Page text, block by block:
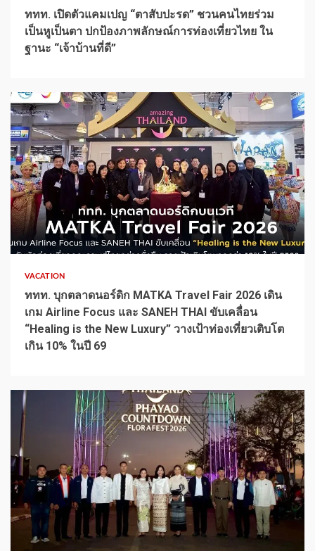
ททท. เปิดตัวแคมเปญ “ตาสับปะรด” ชวนคนไทยร่วม
เป็นหูเป็นตา ปกป้องภาพลักษณ์การท่องเที่ยวไทย ใน
ฐานะ “เจ้าบ้านที่ดี”
1 min read
VACATION
ททท. บุกตลาดนอร์ดิก MATKA Travel Fair 2026 เดิน
เกม Airline Focus และ SANEH THAI ขับเคลื่อน
“Healing is the New Luxury” วางเป้าท่องเที่ยวเติบโต
เกิน 10% ในปี 69
1 min read